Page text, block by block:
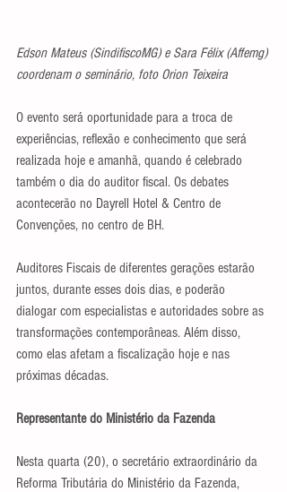
Edson Mateus (SindifiscoMG) e Sara Félix (Affemg)
coordenam o seminário, foto Orion Teixeira
O evento será oportunidade para a troca de
experiências, reflexão e conhecimento que será
realizada hoje e amanhã, quando é celebrado
também o dia do auditor fiscal. Os debates
acontecerão no Dayrell Hotel & Centro de
Convenções, no centro de BH.
Auditores Fiscais de diferentes gerações estarão
juntos, durante esses dois dias, e poderão
dialogar com especialistas e autoridades sobre as
transformações contemporâneas. Além disso,
como elas afetam a fiscalização hoje e nas
próximas décadas.
Representante do Ministério da Fazenda
Nesta quarta (20), o secretário extraordinário da
Reforma Tributária do Ministério da Fazenda,